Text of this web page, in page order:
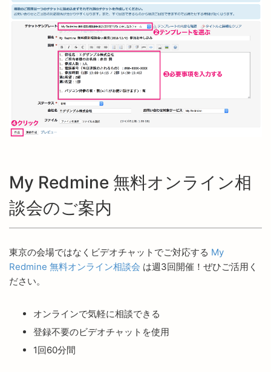
My Redmine 無料オンライン相
談会のご案内
東京の会場ではなくビデオチャットでご対応する My
Redmine 無料オンライン相談会 は週3回開催！ぜひご活用く
ださい。
オンラインで気軽に相談できる
登録不要のビデオチャットを使用
1回60分間